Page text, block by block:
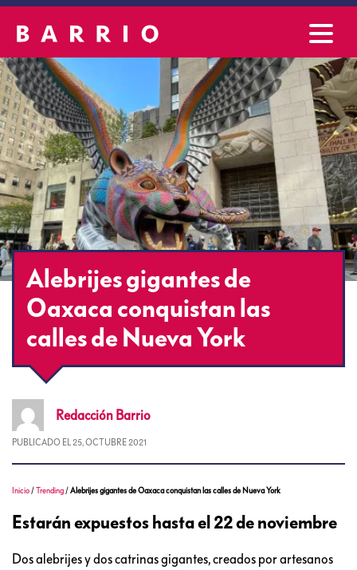
Alebrijes gigantes de
Oaxaca conquistan las
calles de Nueva York
Redacción Barrio
PUBLICADO EL 25, OCTUBRE 2021
Inicio /Trending /Alebrijes gigantes de Oaxaca conquistan las calles de Nueva York
Estarán expuestos hasta el 22 de noviembre
Dos alebrijes y dos catrinas gigantes, creados por artesanos